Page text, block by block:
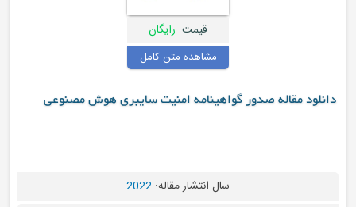
قیمت: رایگان
مشاهده متن کامل
دانلود مقاله صدور گواهینامه امنیت سایبری هوش مصنوعی
سال انتشار مقاله: 2022